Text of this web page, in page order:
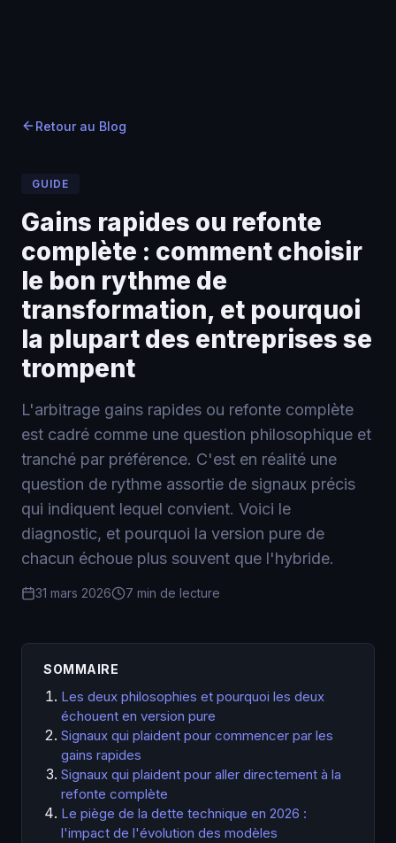
Retour au Blog
GUIDE
Gains rapides ou refonte
complète : comment choisir
le bon rythme de
transformation, et pourquoi
la plupart des entreprises se
trompent
L'arbitrage gains rapides ou refonte complète
est cadré comme une question philosophique et
tranché par préférence. C'est en réalité une
question de rythme assortie de signaux précis
qui indiquent lequel convient. Voici le
diagnostic, et pourquoi la version pure de
chacun échoue plus souvent que l'hybride.
31 mars 2026 7 min de lecture
SOMMAIRE
Les deux philosophies et pourquoi les deux
échouent en version pure
Signaux qui plaident pour commencer par les
gains rapides
Signaux qui plaident pour aller directement à la
refonte complète
Le piège de la dette technique en 2026 :
l'impact de l'évolution des modèles